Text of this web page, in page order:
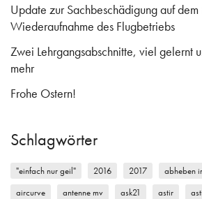
Update zur Sachbeschädigung auf
Wiederaufnahme des Flugbetriebs
Zwei Lehrgangsabschnitte, viel gelernt
mehr
Frohe Ostern!
Schlagwörter
"einfach nur geil" 2016 2017 abheben
aircurve
antenne mv ask21 astir